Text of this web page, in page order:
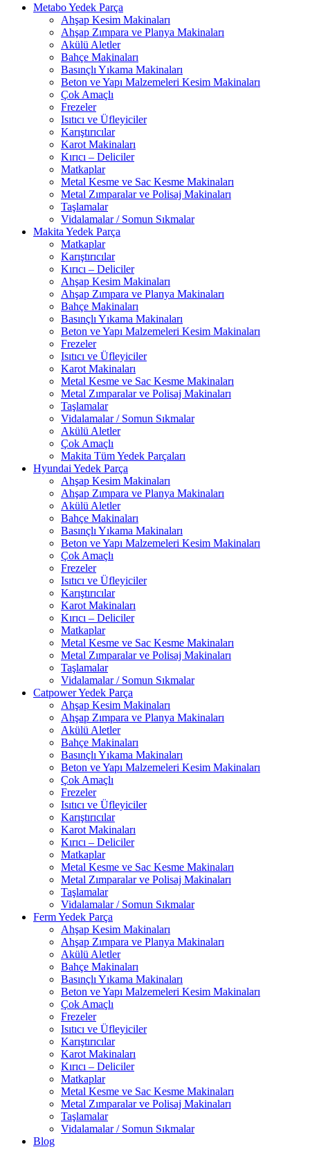
Metabo Yedek Parça
Ahşap Kesim Makinaları
Ahşap Zımpara ve Planya Makinaları
Akülü Aletler
Bahçe Makinaları
Basınçlı Yıkama Makinaları
Beton ve Yapı Malzemeleri Kesim Makinaları
Çok Amaçlı
Frezeler
Isıtıcı ve Üfleyiciler
Karıştırıcılar
Karot Makinaları
Kırıcı – Deliciler
Matkaplar
Metal Kesme ve Sac Kesme Makinaları
Metal Zımparalar ve Polisaj Makinaları
Taşlamalar
Vidalamalar / Somun Sıkmalar
Makita Yedek Parça
Matkaplar
Karıştırıcılar
Kırıcı – Deliciler
Ahşap Kesim Makinaları
Ahşap Zımpara ve Planya Makinaları
Bahçe Makinaları
Basınçlı Yıkama Makinaları
Beton ve Yapı Malzemeleri Kesim Makinaları
Frezeler
Isıtıcı ve Üfleyiciler
Karot Makinaları
Metal Kesme ve Sac Kesme Makinaları
Metal Zımparalar ve Polisaj Makinaları
Taşlamalar
Vidalamalar / Somun Sıkmalar
Akülü Aletler
Çok Amaçlı
Makita Tüm Yedek Parçaları
Hyundai Yedek Parça
Ahşap Kesim Makinaları
Ahşap Zımpara ve Planya Makinaları
Akülü Aletler
Bahçe Makinaları
Basınçlı Yıkama Makinaları
Beton ve Yapı Malzemeleri Kesim Makinaları
Çok Amaçlı
Frezeler
Isıtıcı ve Üfleyiciler
Karıştırıcılar
Karot Makinaları
Kırıcı – Deliciler
Matkaplar
Metal Kesme ve Sac Kesme Makinaları
Metal Zımparalar ve Polisaj Makinaları
Taşlamalar
Vidalamalar / Somun Sıkmalar
Catpower Yedek Parça
Ahşap Kesim Makinaları
Ahşap Zımpara ve Planya Makinaları
Akülü Aletler
Bahçe Makinaları
Basınçlı Yıkama Makinaları
Beton ve Yapı Malzemeleri Kesim Makinaları
Çok Amaçlı
Frezeler
Isıtıcı ve Üfleyiciler
Karıştırıcılar
Karot Makinaları
Kırıcı – Deliciler
Matkaplar
Metal Kesme ve Sac Kesme Makinaları
Metal Zımparalar ve Polisaj Makinaları
Taşlamalar
Vidalamalar / Somun Sıkmalar
Ferm Yedek Parça
Ahşap Kesim Makinaları
Ahşap Zımpara ve Planya Makinaları
Akülü Aletler
Bahçe Makinaları
Basınçlı Yıkama Makinaları
Beton ve Yapı Malzemeleri Kesim Makinaları
Çok Amaçlı
Frezeler
Isıtıcı ve Üfleyiciler
Karıştırıcılar
Karot Makinaları
Kırıcı – Deliciler
Matkaplar
Metal Kesme ve Sac Kesme Makinaları
Metal Zımparalar ve Polisaj Makinaları
Taşlamalar
Vidalamalar / Somun Sıkmalar
Blog